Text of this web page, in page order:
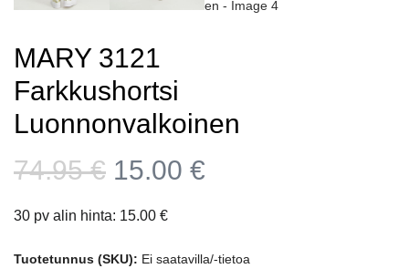
MARY 3121
Farkkushortsi
Luonnonvalkoinen
74.95€ Alkuperäinen
oli:
74.95 €.
15.00 €
15.00 €.
30 pv alin hinta: 15.00 €
Tuotetunnus (SKU): Ei saatavilla/-tietoa